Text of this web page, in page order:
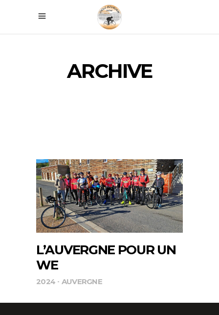
ARCHIVE
L’AUVERGNE POUR UN
WE
2024 AUVERGNE